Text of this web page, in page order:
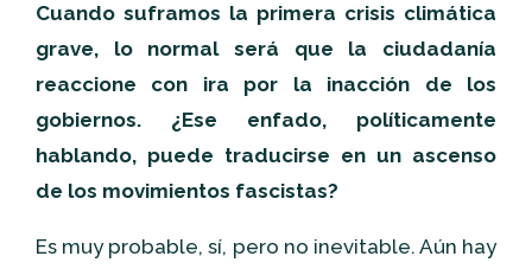
Cuando suframos la primera crisis climática
grave, lo normal será que la ciudadanía
reaccione con ira por la inacción de los
gobiernos. ¿Ese enfado, políticamente
hablando, puede traducirse en un ascenso
de los movimientos fascistas?
Es muy probable, sí, pero no inevitable. Aún hay